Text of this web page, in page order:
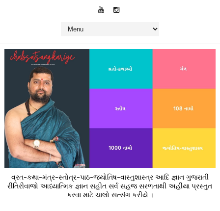
વ્રત-કથા-મંત્ર-સ્તોત્ર-પાઠ-જ્યોતિષ-વાસ્તુશાસ્ત્ર આદિ જ્ઞાન ગુજરાતી
રીતિરીવાજો આધ્યાત્મિક જ્ઞાન સહીત સર્વ સહજ સરળતાથી અહીંયા પ્રસ્તુત
કરવા માટે ચાલો સત્સંગ કરીયે ।